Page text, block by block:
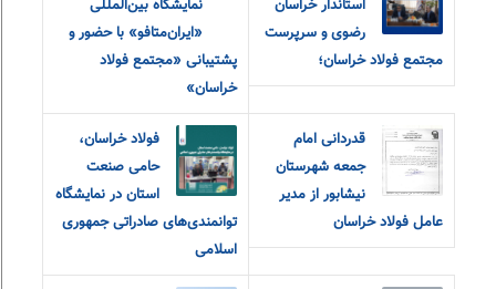
استاندار خراسان
رضوی و سرپرست
مجتمع فولاد خراسان؛
نمایشگاه بین‌المللی
«ایران‌متافو» با حضور و
پشتیبانی «مجتمع فولاد
خراسان»
قدردانی امام
جمعه شهرستان
نیشابور از مدیر
عامل فولاد خراسان
فولاد خراسان،
حامی صنعت
استان در نمایشگاه
توانمندی‌های صادراتی جمهوری
اسلامی